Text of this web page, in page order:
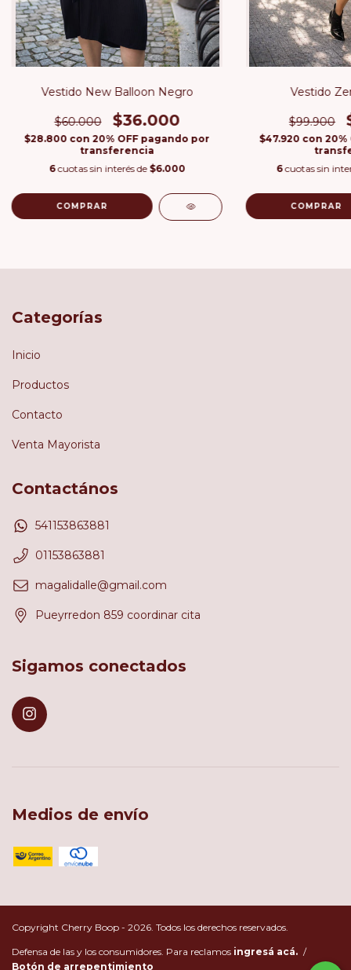
Vestido New Balloon Negro
$60.000 $36.000
$28.800 con 20% OFF pagando por
transferencia
6 cuotas sin interés de $6.000
COMPRAR
Vestido
$99.900
$47.920 con 20%
6 cuotas sin
COMPRAR
Categorías
Inicio
Productos
Contacto
Venta Mayorista
Contactános
541153863881
01153863881
magalidalle@gmail.com
Pueyrredon 859 coordinar cita
Sigamos conectados
Medios de envío
Copyright Cherry Boop - 2026. Todos los derechos reservados.
Defensa de las y los consumidores. Para reclamos ingresá acá. /
Botón de arrepentimiento